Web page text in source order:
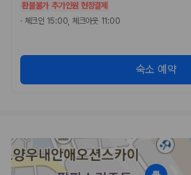
환불불가 추가인원 현장결제
· 체크인 15:00, 체크아웃 11:00
숙소 예약